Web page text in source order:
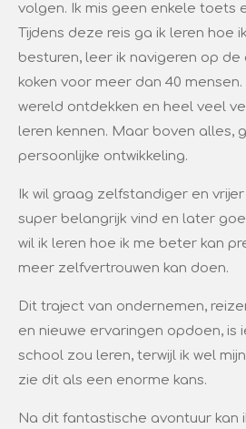
volgen. Ik mis geen enkele toets
Tijdens deze reis ga ik leren hoe
besturen, leer ik navigeren op
koken voor meer dan 40
wereld ontdekken en heel veel
leren kennen. Maar boven alles,
persoonlijke ontwikkeling.
Ik wil graag zelfstandiger en
super belangrijk vind en later
wil ik leren hoe ik me beter kan
meer zelfvertrouwen kan doen.
Dit traject van ondernemen,
en nieuwe ervaringen opdoen, is
school zou leren, terwijl ik wel
zie dit als een enorme kans.
Na dit fantastische avontuur kan